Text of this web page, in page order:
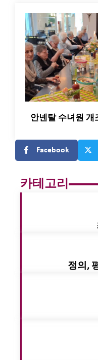
안넨탈 수녀원 개
Facebook
카테고리
정의,